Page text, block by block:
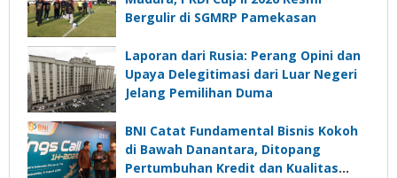
Bergulir di SGMRP Pamekasan
Laporan dari Rusia: Perang Opini dan
Upaya Delegitimasi dari Luar Negeri
Jelang Pemilihan Duma
BNI Catat Fundamental Bisnis Kokoh
di Bawah Danantara, Ditopang
Pertumbuhan Kredit dan Kualitas